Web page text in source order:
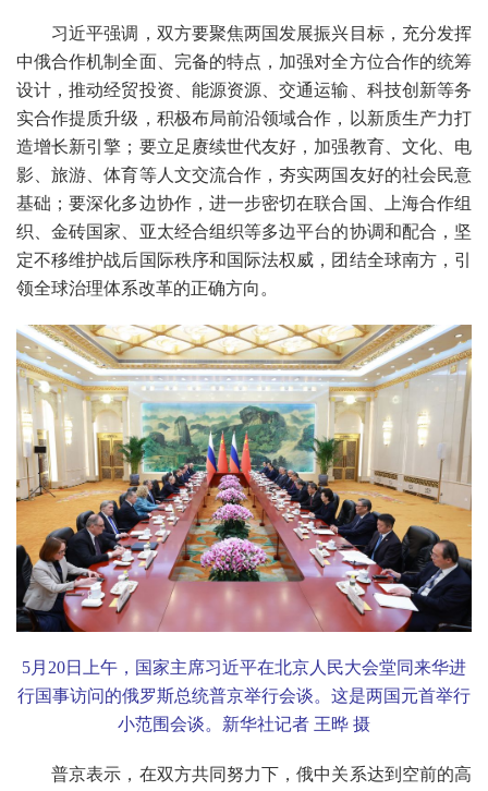
习近平强调，双方要聚焦两国发展振兴目标，充分发挥
中俄合作机制全面、完备的特点，加强对全方位合作的统筹
设计，推动经贸投资、能源资源、交通运输、科技创新等务
实合作提质升级，积极布局前沿领域合作，以新质生产力打
造增长新引擎；要立足赓续世代友好，加强教育、文化、电
影、旅游、体育等人文交流合作，夯实两国友好的社会民意
基础；要深化多边协作，进一步密切在联合国、上海合作组
织、金砖国家、亚太经合组织等多边平台的协调和配合，坚
定不移维护战后国际秩序和国际法权威，团结全球南方，引
领全球治理体系改革的正确方向。
5月 20日上午，国家主席习近平在北京人民大会堂同来华进
行国事访问的俄罗斯总统普京举行会谈。这是两国元首举行
小范围会谈。新华社记者 王晔 摄
普京表示，在双方共同努力下，俄中关系达到空前的高